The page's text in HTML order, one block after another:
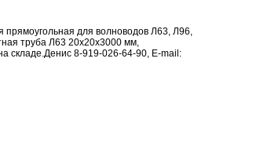
для волноводов Л63, Л96,
труба Л63 20х20х3000 мм,
складе.Денис 8-919-026-64-90, Е-mail: